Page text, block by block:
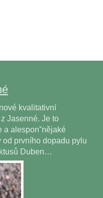
kvalitativní
Jasenné. Je to
a alesponˇnějaké
od prvního dopadu pylu
Duben…